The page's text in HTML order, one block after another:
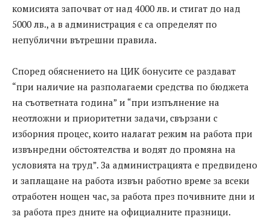
комисията започват от над 4000 лв. и стигат до над
5000 лв., а в администрация є са определят по
непублични вътрешни правила.
Според обяснението на ЦИК бонусите се раздават
“при наличие на разполагаеми средства по бюджета
на съответната година” и “при изпълнение на
неотложни и приоритетни задачи, свързани с
изборния процес, които налагат режим на работа при
извънредни обстоятелства и водят до промяна на
условията на труд”. За администрацията е предвидено
и заплащане на работа извън работно време за всеки
отработен нощен час, за работа през почивните дни и
за работа през дните на официалните празници.